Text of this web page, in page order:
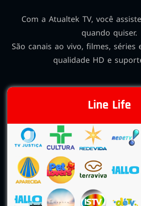
Com a Atualtek TV, você
quando quiser.
São canais ao vivo, filmes,
qualidade HD e
Line Life